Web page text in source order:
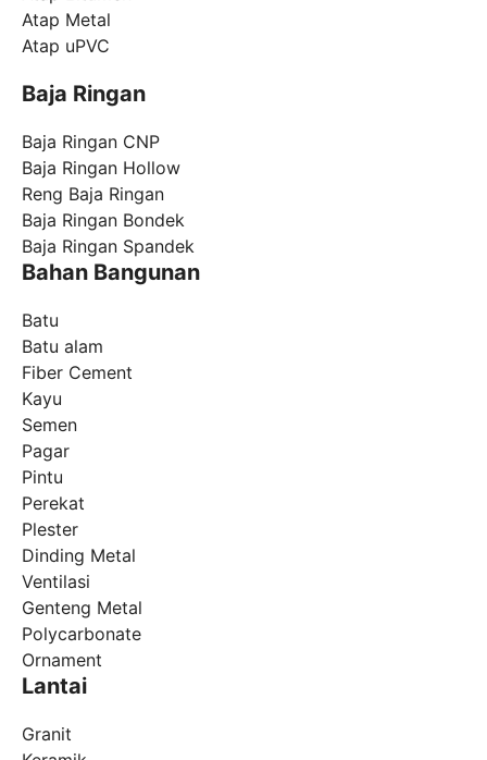
Atap Metal
Atap uPVC
Baja Ringan
Baja Ringan CNP
Baja Ringan Hollow
Reng Baja Ringan
Baja Ringan Bondek
Baja Ringan Spandek
Bahan Bangunan
Batu
Batu alam
Fiber Cement
Kayu
Semen
Pagar
Pintu
Perekat
Plester
Dinding Metal
Ventilasi
Genteng Metal
Polycarbonate
Ornament
Lantai
Granit